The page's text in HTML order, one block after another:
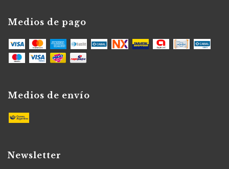
Medios de pago
Medios de envío
Newsletter